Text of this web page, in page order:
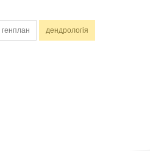
генплан дендрологія